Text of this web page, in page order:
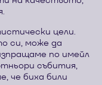
цели.
си, може да
по имейл
събития,
че биха били